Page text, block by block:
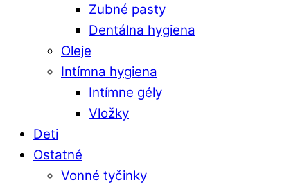
Zubné pasty
Dentálna hygiena
Oleje
Intímna hygiena
Intímne gély
Vložky
Deti
Ostatné
Vonné tyčinky